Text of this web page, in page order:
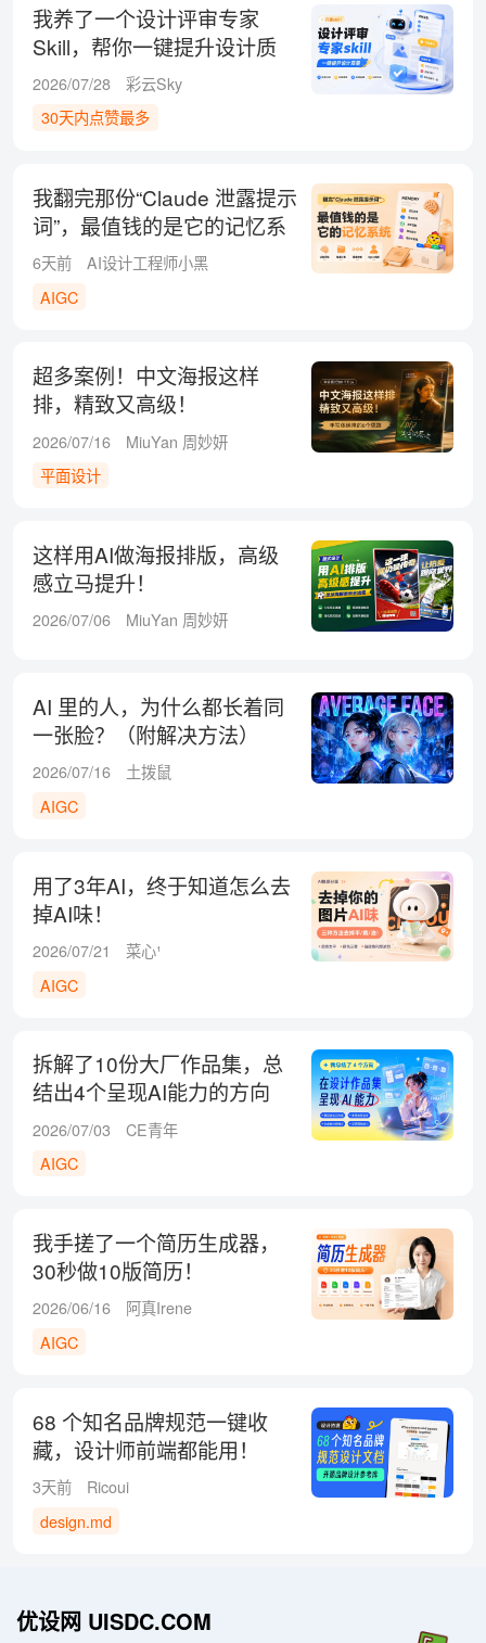
我养了一个设计评审专家
Skill，帮你一键提升设计质
量！
2026/07/28
彩云Sky
30天内点赞最多
我翻完那份“Claude 泄露提示
词”，最值钱的是它的记忆系
统
6天前
AI设计工程师小黑
AIGC
超多案例！中文海报这样
排，精致又高级！
2026/07/16
MiuYan 周妙妍
平面设计
这样用AI做海报排版，高级
感立马提升！
2026/07/06 MiuYan 周妙妍
AI 里的人，为什么都长着同
一张脸？（附解决方法）
2026/07/16
土拨鼠
AIGC
用了3年AI，终于知道怎么去
掉AI味！
2026/07/21
菜心¹
AIGC
拆解了10份大厂作品集，总
结出4个呈现AI能力的方向
2026/07/03
CE青年
AIGC
我手搓了一个简历生成器，
30秒做10版简历！
2026/06/16
阿真Irene
AIGC
68 个知名品牌规范一键收
藏，设计师前端都能用！
3天前
Ricoui
design.md
优设网 UISDC.COM